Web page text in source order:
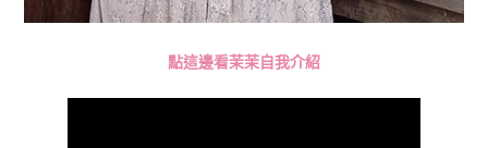
點這邊看茉茉自我介紹